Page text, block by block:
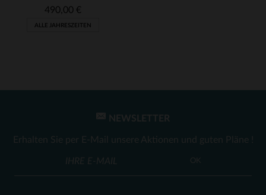
VERFÜGBARE GRÖSSEN
L
490,00 €
ALLE JAHRESZEITEN
NEWSLETTER
Erhalten Sie per E-Mail unsere Aktionen und guten Pläne !
OK